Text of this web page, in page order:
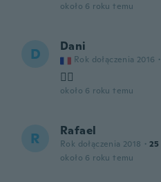
około 6 roku temu
D Dani
Rok dołączenia 2016 ·
👍🏼
około 6 roku temu
R Rafael
Rok dołączenia 2018 · 25
około 6 roku temu